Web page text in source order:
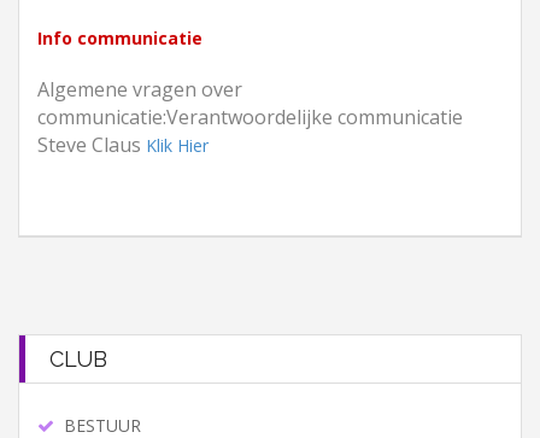
Info communicatie
Algemene vragen over
communicatie:Verantwoordelijke communicatie
Steve Claus Klik Hier
CLUB
BESTUUR